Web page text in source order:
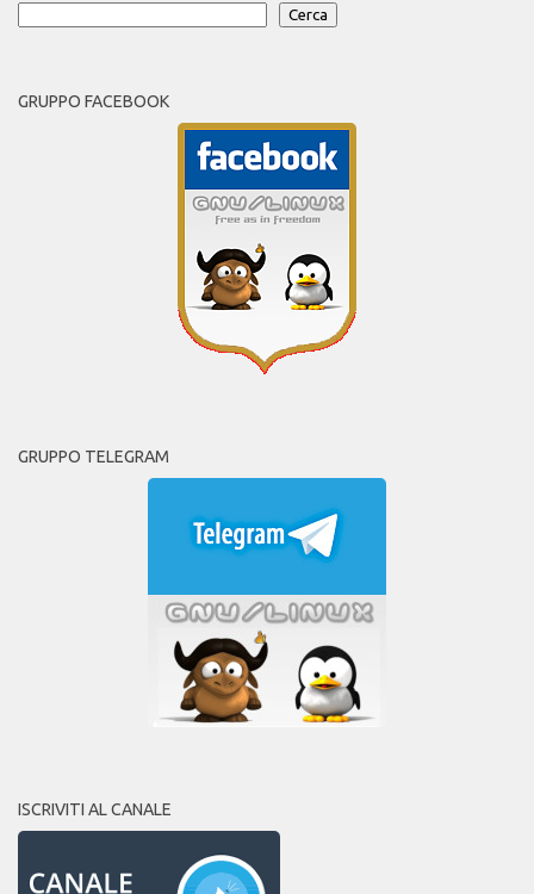
Cerca
GRUPPO FACEBOOK
GRUPPO TELEGRAM
ISCRIVITI AL CANALE